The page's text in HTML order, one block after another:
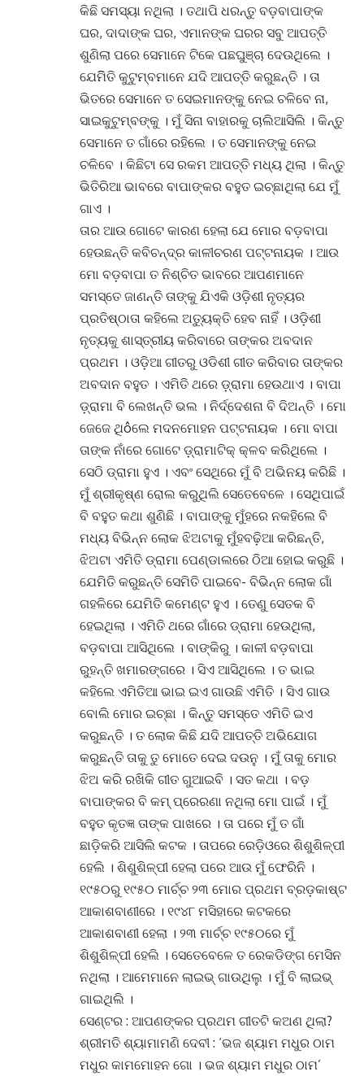
କିଛି ସମସ୍ୟା ନଥିଲା । ତଥାପି ଧରନ୍ତୁ ବଡ଼ବାପାଙ୍କ
ଘର, ଦାଦାଙ୍କ ଘର, ଏମାନଙ୍କ ଘରର ସବୁ ଆପତ୍ତି
ଶୁଣିଲା ପରେ ସେମାନେ ଟିକେ ପଛଘୁଞ୍ଚା ଦେଉଥିଲେ ।
ଯେମିିତି କୁଟୁମ୍ବମାନେ ଯଦି ଆପତ୍ତି କରୁଛନ୍ତି । ତା
ଭିତରେ ସେମାନେ ତ ସେଇମାନଙ୍କୁ ନେଇ ଚଳିବେ ନା,
ସାଇକୁଟୁମ୍ବଙ୍କୁ । ମୁଁ ସିନା ବାହାରକୁ ଚାଲିଆସିଲି । କିନ୍ତୁ
ସେମାନେ ତ ଗାଁରେ ରହିଲେ । ତ ସେମାନଙ୍କୁ ନେଇ
ଚଳିବେ । କିଛିଟା ସେ ରକମ ଆପତ୍ତି ମଧ୍ୟ ଥିଲା । କିନ୍ତୁ
ଭିତିରିଆ ଭାବରେ ବାପାଙ୍କର ବହୁତ ଇଚ୍ଛାଥିଲା ଯେ ମୁଁ
ଗାଏ ।
ତାର ଆଉ ଗୋଟେ କାରଣ ହେଲା ଯେ ମୋର ବଡ଼ବାପା
ହେଉଛନ୍ତି କବିଚନ୍ଦ୍ର କାଳୀଚରଣ ପଟ୍ଟନାୟକ । ଆଉ
ମୋ ବଡ଼ବାପା ତ ନିଶ୍ଚିତ ଭାବରେ ଆପଣମାନେ
ସମସ୍ତେ ଜାଣନ୍ତି ତାଙ୍କୁ ଯିଏକି ଓଡ଼ିଶୀ ନୃତ୍ୟର
ପ୍ରତିଷ୍ଠାତା କହିଲେ ଅତ୍ୟୁକ୍ତି ହେବ ନାହିଁ । ଓଡ଼ିଶୀ
ନୃତ୍ୟକୁ ଶାସ୍ତ୍ରୀୟ କରିବାରେ ତାଙ୍କର ଅବଦାନ
ପ୍ରଥମ । ଓଡ଼ିଆ ଗୀତରୁ ଓଡିଶୀ ଗୀତ କରିବାର ତାଙ୍କର
ଅବଦାନ ବହୁତ । ଏମିତି ଥରେ ଡ଼୍ରାମା ହେଉଥାଏ । ବାପା
ଡ଼୍ରାମା ବି ଲେଖନ୍ତି ଭଲ । ନିର୍ଦ୍ଦେଶନା ବି ଦିଅନ୍ତି । ମୋ
ଜେଜେ ଥିôଲେ ମଦନମୋହନ ପଟ୍ଟନାୟକ । ମୋ ବାପା
ତାଙ୍କ ନାଁରେ ଗୋଟେ ଡ଼୍ରାମାଟିକ୍ କ୍ଳବ କରିଥିଲେ ।
ସେଠି ଡ୍ରାମା ହୁଏ । ଏବଂ ସେଥିରେ ମୁଁ ବି ଅଭିନୟ କରିଛି ।
ମୁଁ ଶ୍ରୀକୃଷ୍ଣ ରୋଲ କରୁଥିଲି ସେତେବେଳେ । ସେଥିପାଇଁ
ବି ବହୁତ କଥା ଶୁଣିଛି । ବାପାଙ୍କୁ ମୁଁହରେ ନକହିଲେ ବି
ମଧ୍ୟ ବିଭିନ୍ନ ଲୋକ ଝିଅଟାକୁ ମୁଁହବଢ଼ିଆ କରିଛନ୍ତି,
ଝିଅଟା ଏମିତି ଡ୍ରାମା ପେଣ୍ଡାଲରେ ଠିଆ ହୋଇ କରୁଛି ।
ଯେମିତି କରୁଛନ୍ତି ସେମିତି ପାଇବେ- ବିଭିନ୍ନ ଲୋକ ଗାଁ
ଗହଳିରେ ଯେମିତି କମେଣ୍ଟ ହୁଏ । ତେଣୁ ସେତକ ବି
ହେଇଥିଲା । ଏମିତି ଥରେ ଗାଁରେ ଡ୍ରାମା ହେଉଥିଲା,
ବଡ଼ବାପା ଆସିଥିଲେ । ବାଙ୍କିରୁ । କାଳୀ ବଡ଼ବାପା
ରୁହନ୍ତି ଖମାରଙ୍ଗରେ । ସିଏ ଆସିଥିଲେ । ତ ଭାଇ
କହିଲେ ଏମିତିଆ ଭାଇ ଇଏ ଗାଉଛି ଏମିତି । ସିଏ ଗାଉ
ବୋଲି ମୋର ଇଚ୍ଛା । କିନ୍ତୁ ସମସ୍ତେ ଏମିତି ଇଏ
କରୁଛନ୍ତି । ତ ଲୋକ କିଛି ଯଦି ଆପତ୍ତି ଅଭିଯୋଗ
କରୁଛନ୍ତି ତାକୁ ତୁ ମୋତେ ଦେଇ ଦଉନୁ । ମୁଁ ତାକୁ ମୋର
ଝିଅ କରି ରଖିକି ଗୀତ ଗୁଆଇବି । ସତ କଥା । ବଡ଼
ବାପାଙ୍କର ବି କମ୍ ପ୍ରେରଣା ନଥିଲା ମୋ ପାଇଁ । ମୁଁ
ବହୁତ କୃତଜ୍ଞ ତାଙ୍କ ପାଖରେ । ତା ପରେ ମୁଁ ତ ଗାଁ
ଛାଡ଼ିକରି ଆସିଲି କଟକ । ତାପରେ ରେଡ଼ିଓରେ ଶିଶୁଶିଳ୍ପୀ
ହେଲି । ଶିଶୁଶିଳ୍ପୀ ହେଲା ପରେ ଆଉ ମୁଁ ଫେରିନି ।
୧୯୫୦ରୁ ୧୯୫୦ ମାର୍ଚ୍ଚ ୨୩ ମୋର ପ୍ରଥମ ବ୍ରଡ଼କାଷ୍ଟ
ଆକାଶବାଣୀରେ । ୧୯୪୮ ମସିହାରେ କଟକରେ
ଆକାଶବାଣୀ ହେଲା । ୨୩ ମାର୍ଚ୍ଚ ୧୯୫୦ରେ ମୁଁ
ଶିଶୁଶିଳ୍ପୀ ହେଲି । ସେତେବେଳେ ତ ରେକଡିଙ୍ଗ ମେସିନ
ନଥିଲା । ଆମେମାନେ ଲାଇଭ୍ ଗାଉଥିଲୁ । ମୁଁ ବି ଲାଇଭ୍
ଗାଇଥିଲି ।
ସେଣ୍ଟର : ଆପଣଙ୍କର ପ୍ରଥମ ଗୀତଟି କଅଣ ଥିଲା?
ଶ୍ରୀମତି ଶ୍ୟାମାମଣି ଦେବୀ : ‘ଭଜ ଶ୍ୟାମ ମଧୁର ଠାମ
ମଧୁର କାମମୋହନ ଗୋ । ଭଜ ଶ୍ୟାମ ମଧୁର ଠାମ’